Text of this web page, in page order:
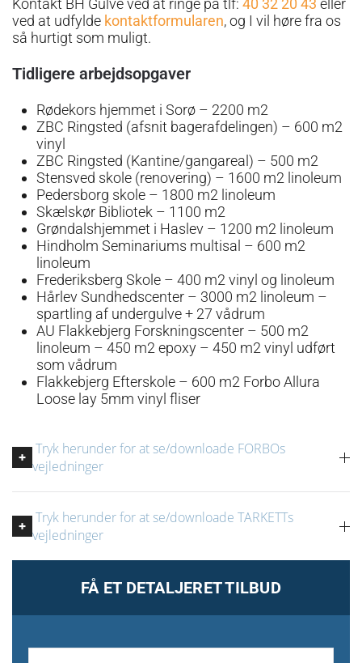
Kontakt BH Gulve ved at ringe på tlf: 40 32 20 43 eller
ved at udfylde kontaktformularen, og I vil høre fra os
så hurtigt som muligt.
Tidligere arbejdsopgaver
Rødekors hjemmet i Sorø – 2200 m2
ZBC Ringsted (afsnit bagerafdelingen) – 600 m2
vinyl
ZBC Ringsted (Kantine/gangareal) – 500 m2
Stensved skole (renovering) – 1600 m2 linoleum
Pedersborg skole – 1800 m2 linoleum
Skælskør Bibliotek – 1100 m2
Grøndalshjemmet i Haslev – 1200 m2 linoleum
Hindholm Seminariums multisal – 600 m2
linoleum
Frederiksberg Skole – 400 m2 vinyl og linoleum
Hårlev Sundhedscenter – 3000 m2 linoleum –
spartling af undergulve + 27 vådrum
AU Flakkebjerg Forskningscenter – 500 m2
linoleum – 450 m2 epoxy – 450 m2 vinyl udført
som vådrum
Flakkebjerg Efterskole – 600 m2 Forbo Allura
Loose lay 5mm vinyl fliser
+ Tryk herunder for at se/downloade FORBOs
vejledninger
+ Tryk herunder for at se/downloade TARKETTs
vejledninger
FÅ ET DETALJERET TILBUD